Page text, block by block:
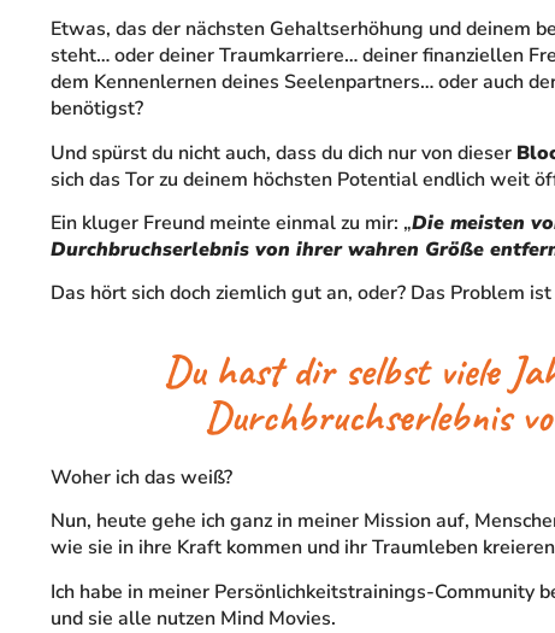
Etwas, das der nächsten Gehaltserhöhung und deinem
steht… oder deiner Traumkarriere… deiner finanziellen
dem Kennenlernen deines Seelenpartners… oder auch
benötigst?
Und spürst du nicht auch, dass du dich nur von dieser
sich das Tor zu deinem höchsten Potential endlich weit
Ein kluger Freund meinte einmal zu mir: „Die meisten
Durchbruchserlebnis von ihrer wahren Größe
Das hört sich doch ziemlich gut an, oder? Das Problem
Du hast dir selbst viele
Durchbruchserlebnis
Woher ich das weiß?
Nun, heute gehe ich ganz in meiner Mission auf,
wie sie in ihre Kraft kommen und ihr Traumleben
Ich habe in meiner Persönlichkeitstrainings-Community
und sie alle nutzen Mind Movies.